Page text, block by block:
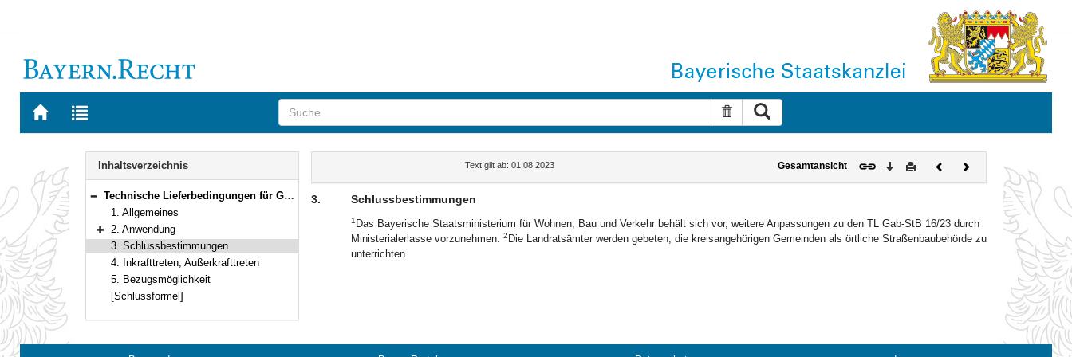
Zur
BAYERN.RECHT
Zur
letzten
Suche zurücksetzen
Navigation
Inhaltsverzeichnis
Bereich reduzieren
Technische Lieferbedingungen für Gabionen im Straßenbau, Ausgabe 2016/Fassung 2023, TL Gab-StB 16/23
1. Allgemeines
Bereich erweitern
2. Anwendung
3. Schlussbestimmungen
4. Inkrafttreten, Außerkrafttreten
5. Bezugsmöglichkeit
[Schlussformel]
Text gilt ab: 01.08.2023 Gesamtansicht Download
DruckenVorherigesNächstes
Dokument
3. Schlussbestimmungen
1 Das Bayerische Staatsministerium für Wohnen, Bau und Verkehr behält sich vor, weitere Anpassungen zu den TL Gab-StB 16/23 durch
Ministerialerlasse vorzunehmen. 2 Die Landratsämter werden gebeten, die kreisangehörigen Gemeinden als örtliche Straßenbaubehörde zu
unterrichten.